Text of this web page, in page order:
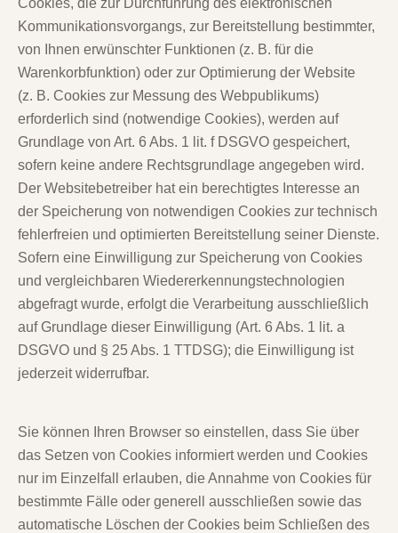
Kommunikationsvorgangs, zur Bereitstellung bestimmter,
von Ihnen erwünschter Funktionen (z. B. für die
Warenkorbfunktion) oder zur Optimierung der Website
(z. B. Cookies zur Messung des Webpublikums)
erforderlich sind (notwendige Cookies), werden auf
Grundlage von Art. 6 Abs. 1 lit. f DSGVO gespeichert,
sofern keine andere Rechtsgrundlage angegeben wird.
Der Websitebetreiber hat ein berechtigtes Interesse an
der Speicherung von notwendigen Cookies zur technisch
fehlerfreien und optimierten Bereitstellung seiner Dienste.
Sofern eine Einwilligung zur Speicherung von Cookies
und vergleichbaren Wiedererkennungstechnologien
abgefragt wurde, erfolgt die Verarbeitung ausschließlich
auf Grundlage dieser Einwilligung (Art. 6 Abs. 1 lit. a
DSGVO und § 25 Abs. 1 TTDSG); die Einwilligung ist
jederzeit widerrufbar.
Sie können Ihren Browser so einstellen, dass Sie über
das Setzen von Cookies informiert werden und Cookies
nur im Einzelfall erlauben, die Annahme von Cookies für
bestimmte Fälle oder generell ausschließen sowie das
automatische Löschen der Cookies beim Schließen des